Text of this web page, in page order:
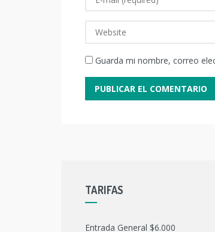
Guarda mi nombre, correo
TARIFAS
Entrada General $6.000